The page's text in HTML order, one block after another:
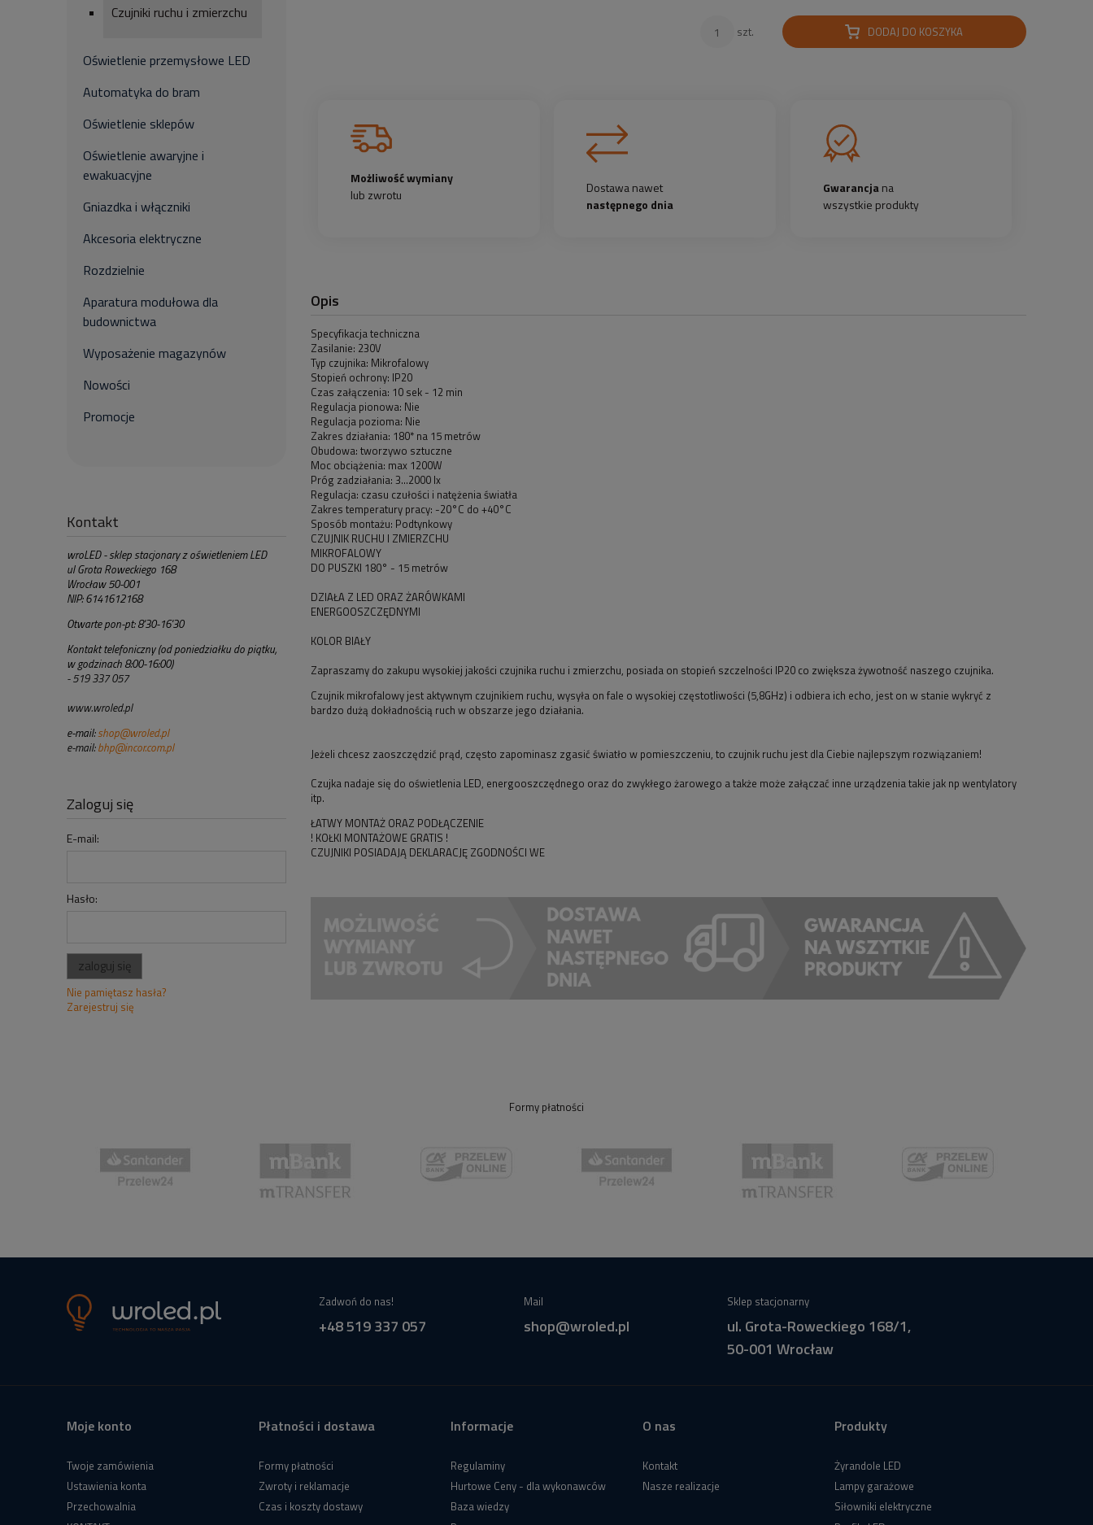
Czujniki ruchu i zmierzchu
Oświetlenie przemysłowe LED
Automatyka do bram
Oświetlenie sklepów
Oświetlenie awaryjne i
ewakuacyjne
Gniazdka i włączniki
Akcesoria elektryczne
Rozdzielnie
Aparatura modułowa dla
budownictwa
Wyposażenie magazynów
Nowości
Promocje
Kontakt
wroLED - sklep stacjonary z oświetleniem LED
ul Grota Roweckiego 168
Wrocław 50-001
NIP: 6141612168
Otwarte pon-pt: 8'30-16'30
Kontakt telefoniczny (od poniedziałku do piątku,
w godzinach 8:00-16:00)
- 519 337 057
www.wroled.pl
e-mail: shop@wroled.pl
e-mail:bhp@incor.com.pl
Zaloguj się
E-mail:
Hasło:
zaloguj się
Nie pamiętasz hasła?
Zarejestruj się
szt. DODAJ DO KOSZYKA
Możliwość wymiany
lub zwrotu
Dostawa nawet
następnego dnia
Gwarancjana
wszystkie produkty
Opis
Specyfikacja techniczna
Zasilanie: 230V
Typ czujnika: Mikrofalowy
Stopień ochrony: IP20
Czas załączenia: 10 sek - 12 min
Regulacja pionowa: Nie
Regulacja pozioma: Nie
Zakres działania: 180* na 15 metrów
Obudowa: tworzywo sztuczne
Moc obciążenia: max 1200W
Próg zadziałania: 3...2000 lx
Regulacja: czasu czułości i natężenia światła
Zakres temperatury pracy: -20°C do +40°C
Sposób montażu: Podtynkowy
CZUJNIK RUCHU I ZMIERZCHU
MIKROFALOWY
DO PUSZKI 180° - 15 metrów
DZIAŁA Z LED ORAZ ŻARÓWKAMI
ENERGOOSZCZĘDNYMI
KOLOR BIAŁY
Zapraszamy do zakupu wysokiej jakości czujnika ruchu i zmierzchu, posiada on stopień szczelności IP20 co zwiększa żywotność naszego czujnika.
Czujnik mikrofalowy jest aktywnym czujnikiem ruchu, wysyła on fale o wysokiej częstotliwości (5,8GHz) i odbiera ich echo, jest on w stanie wykryć z
bardzo dużą dokładnością ruch w obszarze jego działania.
Jeżeli chcesz zaoszczędzić prąd, często zapominasz zgasić światło w pomieszczeniu, to czujnik ruchu jest dla Ciebie najlepszym rozwiązaniem!
Czujka nadaje się do oświetlenia LED, energooszczędnego oraz do zwykłego żarowego a także może załączać inne urządzenia takie jak np wentylatory
itp.
ŁATWY MONTAŻ ORAZ PODŁĄCZENIE
! KOŁKI MONTAŻOWE GRATIS !
CZUJNIKI POSIADAJĄ DEKLARACJĘ ZGODNOŚCI WE
Formy płatności
Zadwoń do nas!
+48 519 337 057
Mail
shop@wroled.pl
Sklep stacjonarny
ul. Grota-Roweckiego 168/1,
50-001 Wrocław
Moje konto
Twoje zamówienia
Ustawienia konta
Przechowalnia
Płatności i dostawa
Formy płatności
Zwroty i reklamacje
Czas i koszty dostawy
Informacje
Regulaminy
Hurtowe Ceny - dla wykonawców
Baza wiedzy
O nas
Kontakt
Nasze realizacje
Produkty
Żyrandole LED
Lampy garażowe
Siłowniki elektryczne